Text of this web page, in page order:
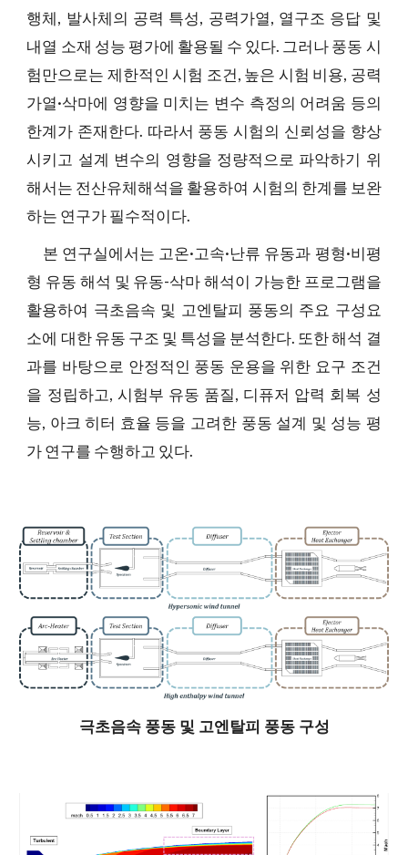
행체, 발사체의 공력 특성, 공력가열, 열구조 응답 및
내열 소재 성능 평가에 활용될 수 있다. 그러나 풍동 시
험만으로는 제한적인 시험 조건, 높은 시험 비용, 공력
가열·삭마에 영향을 미치는 변수 측정의 어려움 등의
한계가 존재한다. 따라서 풍동 시험의 신뢰성을 향상
시키고 설계 변수의 영향을 정량적으로 파악하기 위
해서는 전산유체해석을 활용하여 시험의 한계를 보완
하는 연구가 필수적이다.
본 연구실에서는 고온·고속·난류 유동과 평형·비평
형 유동 해석 및 유동-삭마 해석이 가능한 프로그램을
활용하여 극초음속 및 고엔탈피 풍동의 주요 구성요
소에 대한 유동 구조 및 특성을 분석한다. 또한 해석 결
과를 바탕으로 안정적인 풍동 운용을 위한 요구 조건
을 정립하고, 시험부 유동 품질, 디퓨저 압력 회복 성
능, 아크 히터 효율 등을 고려한 풍동 설계 및 성능 평
가 연구를 수행하고 있다.
극초음속 풍동 및 고엔탈피 풍동 구성